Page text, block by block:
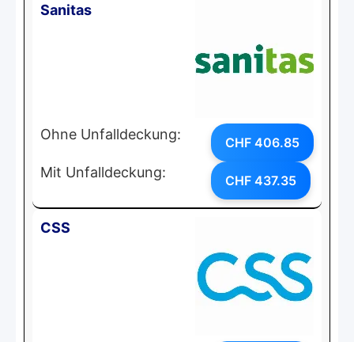
Sanitas
Ohne Unfalldeckung: CHF 406.85
Mit Unfalldeckung: CHF 437.35
CSS